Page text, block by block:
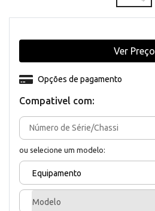
Compativel com:
ou selecione um modelo:
Equipamento
Modelo
Opções de pagamento
Ver Preço